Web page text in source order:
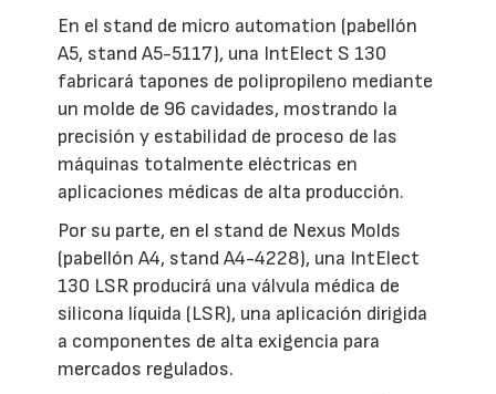
En el stand de micro automation (pabellón
A5, stand A5-5117), una IntElect S 130
fabricará tapones de polipropileno mediante
un molde de 96 cavidades, mostrando la
precisión y estabilidad de proceso de las
máquinas totalmente eléctricas en
aplicaciones médicas de alta producción.
Por su parte, en el stand de Nexus Molds
(pabellón A4, stand A4-4228), una IntElect
130 LSR producirá una válvula médica de
silicona líquida (LSR), una aplicación dirigida
a componentes de alta exigencia para
mercados regulados.